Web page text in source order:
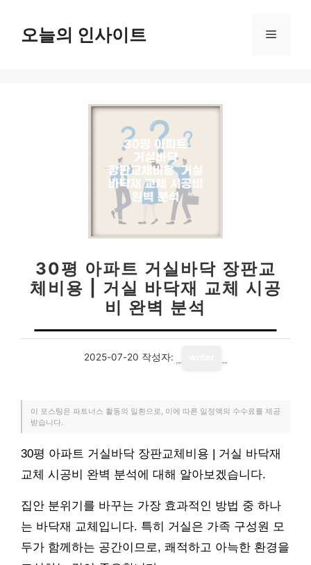
오늘의 인사이트 메
30평 아파트 거실바닥 장판교
체비용 | 거실 바닥재 교체 시공
비 완벽 분석
2025-07-20 작성자:
이 포스팅은 파트너스 활동의 일환으로, 이에 따른 일정액의 수수료를 제공
받습니다.
30평 아파트 거실바닥 장판교체비용 | 거실 바닥재
교체 시공비 완벽 분석에 대해 알아보겠습니다.
집안 분위기를 바꾸는 가장 효과적인 방법 중 하나
는 바닥재 교체입니다. 특히 거실은 가족 구성원 모
두가 함께하는 공간이므로, 쾌적하고 아늑한 환경을